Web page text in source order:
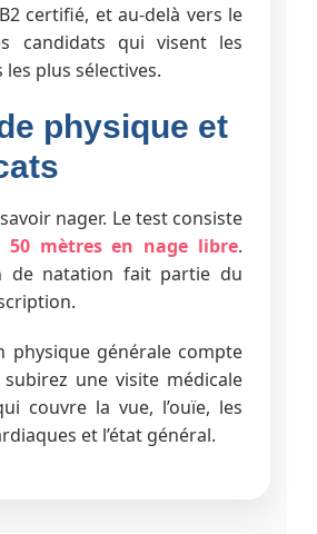
certifié, et au-delà vers le
candidats qui visent les
plus sélectives.
physique et
nager. Le test consiste
50 mètres en nage libre.
de natation fait partie du
physique générale compte
subirez une visite médicale
couvre la vue, l’ouïe, les
et l’état général.